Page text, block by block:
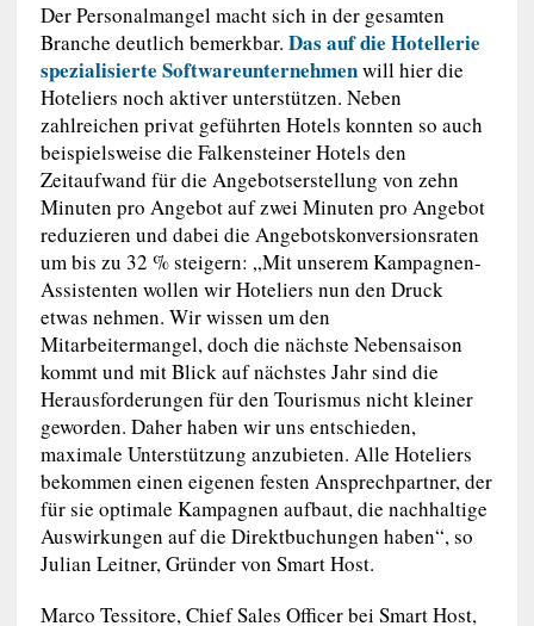
Der Personalmangel macht sich in der gesamten
Branche deutlich bemerkbar. Das auf die Hotellerie
spezialisierte Softwareunternehmenwill hier die
Hoteliers noch aktiver unterstützen. Neben
zahlreichen privat geführten Hotels konnten so auch
beispielsweise die Falkensteiner Hotels den
Zeitaufwand für die Angebotserstellung von zehn
Minuten pro Angebot auf zwei Minuten pro Angebot
reduzieren und dabei die Angebotskonversionsraten
um bis zu 32 % steigern: „Mit unserem Kampagnen-
Assistenten wollen wir Hoteliers nun den Druck
etwas nehmen. Wir wissen um den
Mitarbeitermangel, doch die nächste Nebensaison
kommt und mit Blick auf nächstes Jahr sind die
Herausforderungen für den Tourismus nicht kleiner
geworden. Daher haben wir uns entschieden,
maximale Unterstützung anzubieten. Alle Hoteliers
bekommen einen eigenen festen Ansprechpartner, der
für sie optimale Kampagnen aufbaut, die nachhaltige
Auswirkungen auf die Direktbuchungen haben“, so
Julian Leitner, Gründer von Smart Host.
Marco Tessitore, Chief Sales Officer bei Smart Host,